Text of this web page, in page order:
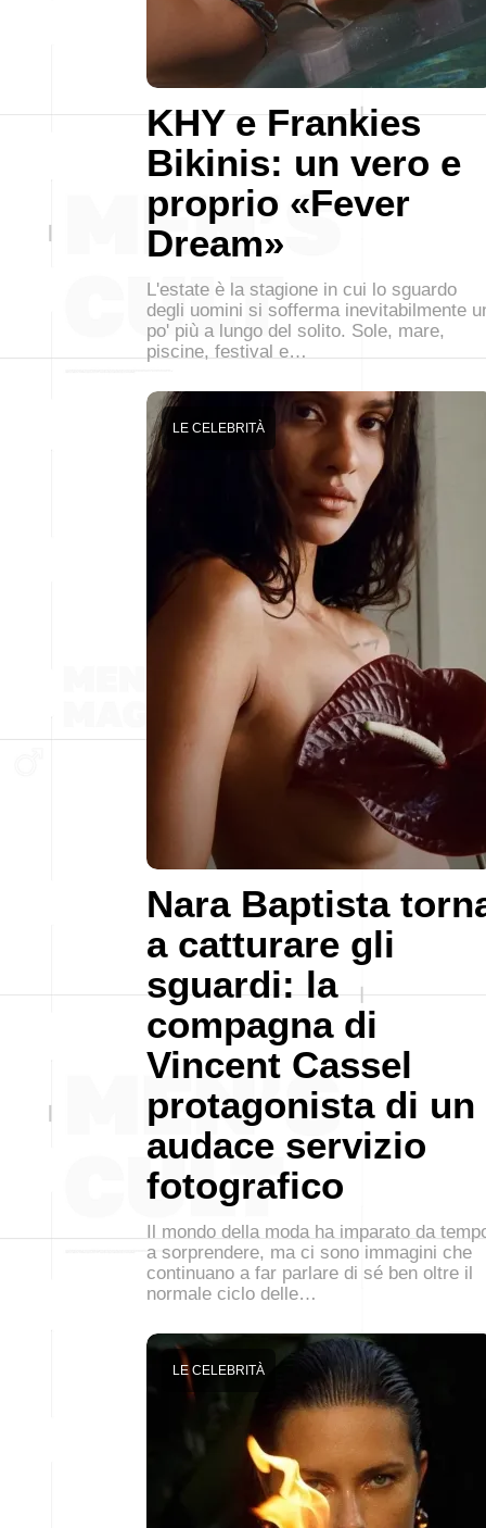
KHY e Frankies
Bikinis: un vero e
proprio «Fever
Dream»
L'estate è la stagione in cui lo sguardo
degli uomini si sofferma inevitabilmente
po' più a lungo del solito. Sole, mare,
piscine, festival e…
Nara Baptista
a catturare gli
sguardi: la
compagna di
Vincent Cassel
protagonista di un
audace servizio
fotografico
LE CELEBRITÀ
Il mondo della moda ha imparato da
a sorprendere, ma ci sono immagini che
continuano a far parlare di sé ben oltre il
normale ciclo delle…
LE CELEBRITÀ